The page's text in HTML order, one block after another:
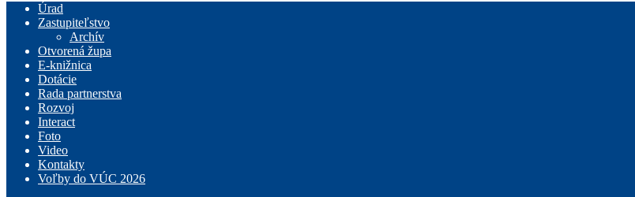
Úrad
Zastupiteľstvo
Archív
Otvorená župa
E-knižnica
Dotácie
Rada partnerstva
Rozvoj
Interact
Foto
Video
Kontakty
Voľby do VÚC 2026